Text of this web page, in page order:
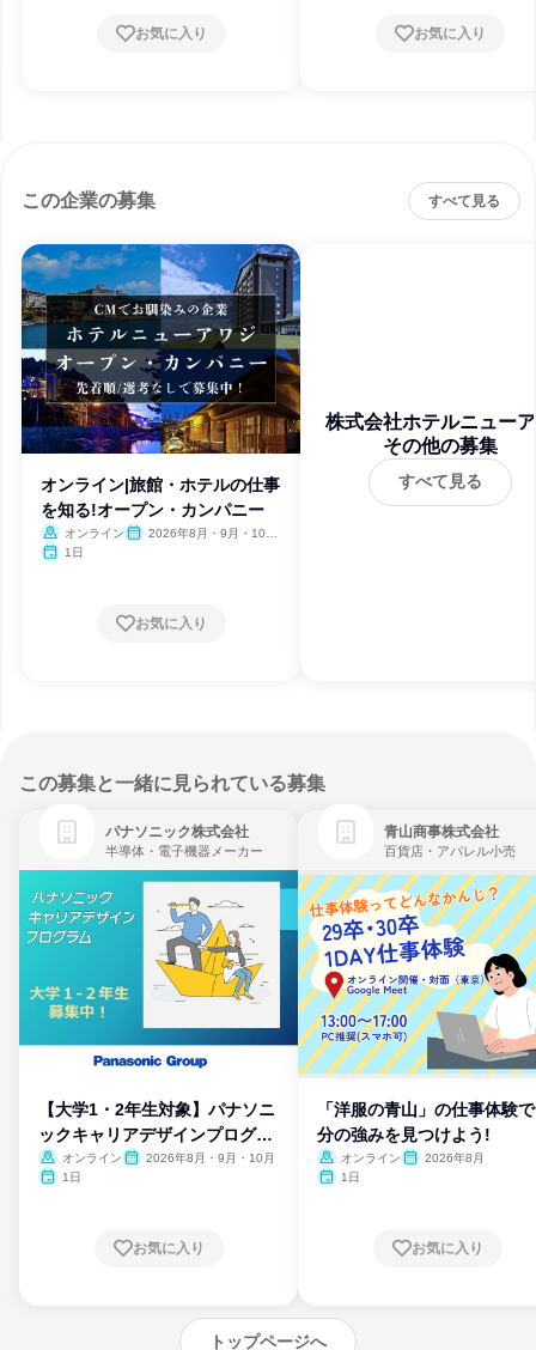
お気に入り お気に入り
この企業の募集 すべて見る
オンライン|旅館・ホテルの仕事
を知る!オープン・カンパニー
オンライン
2026年8月・9月・10
1日
お気に入り
株式会社ホテルニュー
ジ
その他の募集
すべて見る
この募集と一緒に見られている募集
パナソニック株式会社
半導体・電子機器メーカー
【大学1・2年生対象】パナソニ
ックキャリアデザインプログラ
ム
オンライン
2026年8月・9月・10月
1日
お気に入り
青山商事株式会社
百貨店・アパレル小売
「洋服の青山」の仕事体験
分の強みを見つけよう!
オンライン
2026年8月
1日
お気に入り
トップページへ